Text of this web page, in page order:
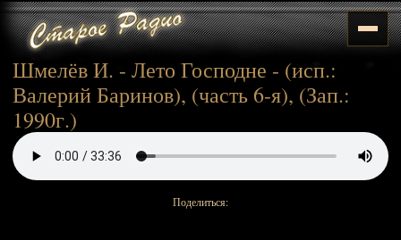
Шмелёв И. - Лето Господне - (исп.:
Валерий Баринов), (часть 6-я), (Зап.:
1990г.)
Поделиться: